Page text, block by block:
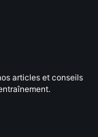
articles et conseils